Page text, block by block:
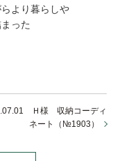
より暮らしや
った
Ｈ様 収納コーディ
ネート（№1903）